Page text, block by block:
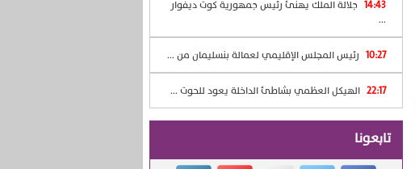
14:43 جلالة الملك يهنئ رئيس جمهورية كوت ديفوار
...
10:27 رئيس المجلس الإقليمي لعمالة بنسليمان من ...
22:17 الهيكل العظمي بشاطئ الداخلة يعود للحوت ...
تابعونا